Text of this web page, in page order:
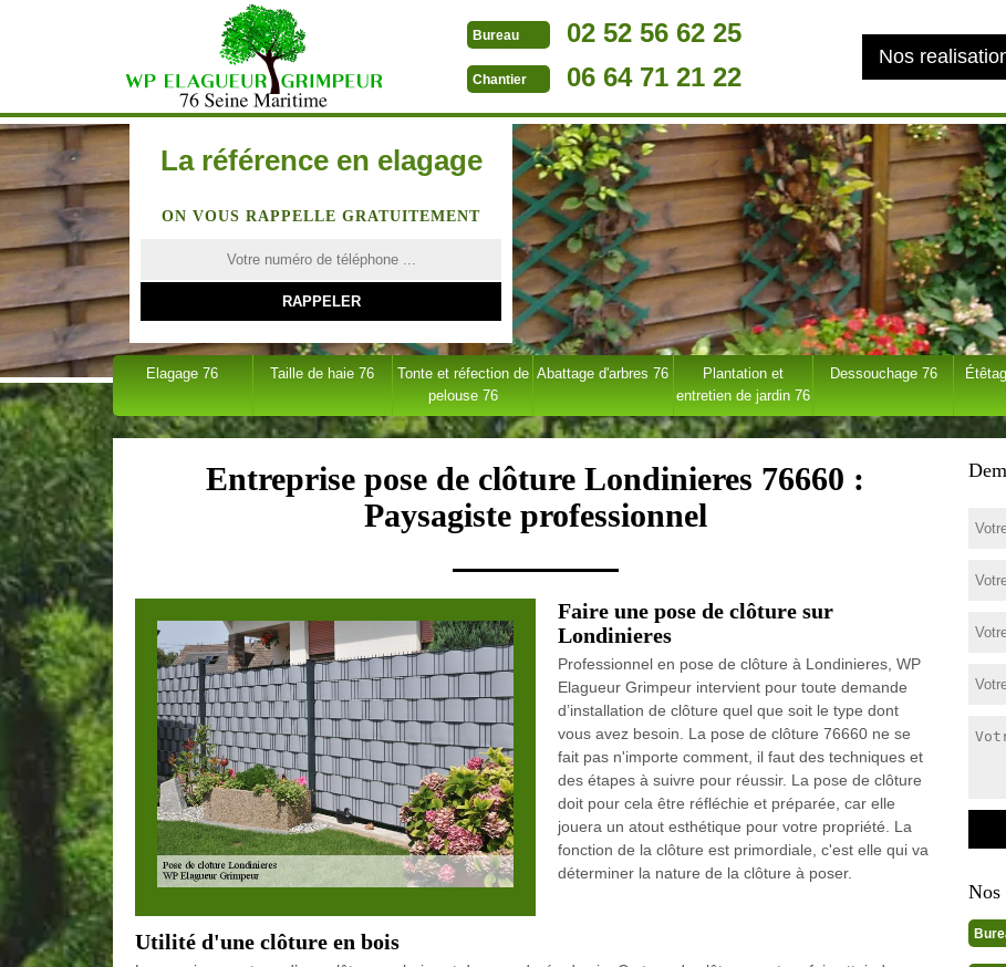
Bureau 02 52 56 62 25
Chantier 06 64 71 21 22
Nos
La référence en elagage
ON VOUS RAPPELLE GRATUITEMENT
Elagage 76 Taille de haie 76
Tonte et réfection de
pelouse 76
Abattage d'arbres 76
Plantation et
entretien de jardin 76
Dessouchage 76
Entreprise pose de clôture Londinieres 76660 :
Paysagiste professionnel
Faire une pose de clôture sur
Londinieres
Professionnel en pose de clôture à Londinieres, WP
Elagueur Grimpeur intervient pour toute demande
d’installation de clôture quel que soit le type dont
vous avez besoin. La pose de clôture 76660 ne se
fait pas n'importe comment, il faut des techniques et
des étapes à suivre pour réussir. La pose de clôture
doit pour cela être réfléchie et préparée, car elle
jouera un atout esthétique pour votre propriété. La
fonction de la clôture est primordiale, c'est elle qui va
déterminer la nature de la clôture à poser.
Utilité d'une clôture en bois
Nos